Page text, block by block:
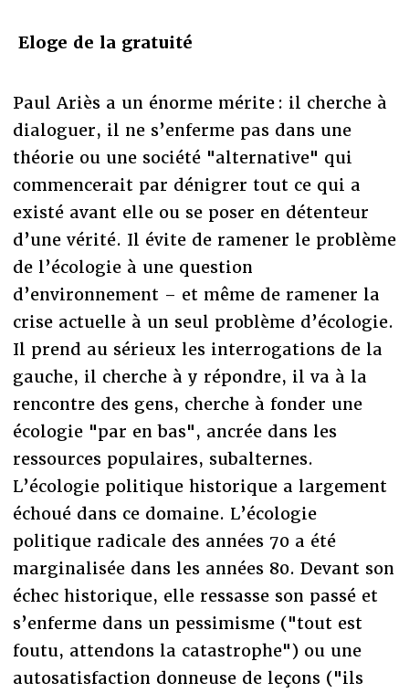
Eloge de la gratuité
Paul Ariès a un énorme mérite : il cherche à
dialoguer, il ne s’enferme pas dans une
théorie ou une société "alternative" qui
commencerait par dénigrer tout ce qui a
existé avant elle ou se poser en détenteur
d’une vérité. Il évite de ramener le problème
de l’écologie à une question
d’environnement – et même de ramener la
crise actuelle à un seul problème d’écologie.
Il prend au sérieux les interrogations de la
gauche, il cherche à y répondre, il va à la
rencontre des gens, cherche à fonder une
écologie "par en bas", ancrée dans les
ressources populaires, subalternes.
L’écologie politique historique a largement
échoué dans ce domaine. L’écologie
politique radicale des années 70 a été
marginalisée dans les années 80. Devant son
échec historique, elle ressasse son passé et
s’enferme dans un pessimisme ("tout est
foutu, attendons la catastrophe") ou une
autosatisfaction donneuse de leçons ("ils